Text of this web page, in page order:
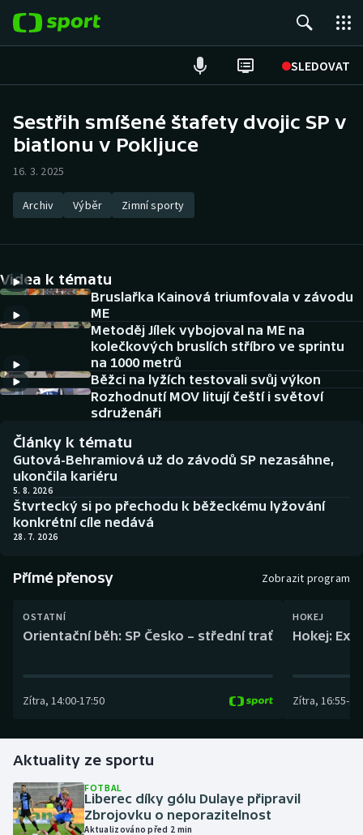
SLEDOVAT
Hokej
Atletika
DALŠÍ SPORTY
Americký fotbal
Baseball a softbal
Biatlon
Boby a skeleton
Box
Curling
Dostihy
Gymnastika
Házená
NEPŘEHLÉDNĚTE
Soutěže
Historické návraty
Aplikace ČT sport
AZ kvíz
Sestřih smíšené štafety dvojic SP v
biatlonu v Pokljuce
16. 3. 2025
Archiv Výběr Zimní sporty
Videa k tématu
Bruslařka Kainová triumfovala v závodu
ME
Metoděj Jílek vybojoval na ME na
kolečkových bruslích stříbro ve sprintu
na 1000 metrů
Běžci na lyžích testovali svůj výkon
Rozhodnutí MOV litují čeští i světoví
sdruženáři
Články k tématu
Gutová-Behramiová už do závodů SP nezasáhne,
ukončila kariéru
5. 8. 2026
Štvrtecký si po přechodu k běžeckému lyžování
konkrétní cíle nedává
28. 7. 2026
Přímé přenosy Zobrazit program
OSTATNÍ
Orientační běh: SP Česko – střední trať
Zítra, 14:00-17:50
HOKEJ
Hokej:
Zítra, 16:55-
Aktuality ze sportu
FOTBAL
Liberec díky gólu Dulaye připravil
Zbrojovku o neporazitelnost
Aktualizováno před 2 min